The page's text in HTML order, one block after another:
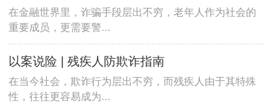
在金融世界里，诈骗手段层出不穷，老年人作为社会的
重要成员，更需要警...
以案说险 | 残疾人防欺诈指南
在当今社会，欺诈行为层出不穷，而残疾人由于其特殊
性，往往更容易成为...